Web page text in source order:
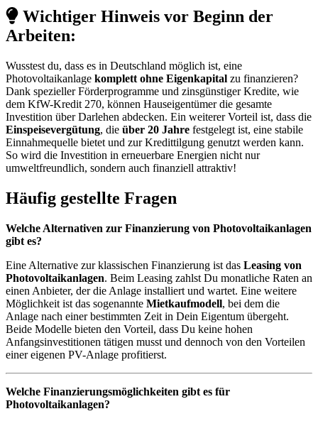
Wichtiger Hinweis vor Beginn der
Arbeiten:
Wusstest du, dass es in Deutschland möglich ist, eine
Photovoltaikanlage komplett ohne Eigenkapital zu finanzieren?
Dank spezieller Förderprogramme und zinsgünstiger Kredite, wie
dem KfW-Kredit 270, können Hauseigentümer die gesamte
Investition über Darlehen abdecken. Ein weiterer Vorteil ist, dass die
Einspeisevergütung, die über 20 Jahre festgelegt ist, eine stabile
Einnahmequelle bietet und zur Kredittilgung genutzt werden kann.
So wird die Investition in erneuerbare Energien nicht nur
umweltfreundlich, sondern auch finanziell attraktiv!
Häufig gestellte Fragen
Welche Alternativen zur Finanzierung von Photovoltaikanlagen
gibt es?
Eine Alternative zur klassischen Finanzierung ist das Leasing von
Photovoltaikanlagen. Beim Leasing zahlst Du monatliche Raten an
einen Anbieter, der die Anlage installiert und wartet. Eine weitere
Möglichkeit ist das sogenannte Mietkaufmodell, bei dem die
Anlage nach einer bestimmten Zeit in Dein Eigentum übergeht.
Beide Modelle bieten den Vorteil, dass Du keine hohen
Anfangsinvestitionen tätigen musst und dennoch von den Vorteilen
einer eigenen PV-Anlage profitierst.
Welche Finanzierungsmöglichkeiten gibt es für
Photovoltaikanlagen?